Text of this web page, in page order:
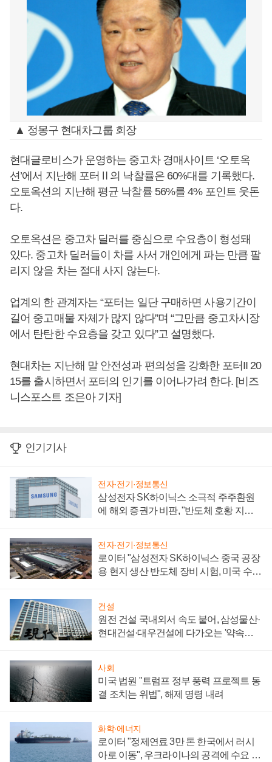
▲ 정몽구 현대차그룹 회장
현대글로비스가 운영하는 중고차 경매사이트 ‘오토옥
션’에서 지난해 포터Ⅱ의 낙찰률은 60%대를 기록했다.
오토옥션의 지난해 평균 낙찰률 56%를 4% 포인트 웃돈
다.
오토옥션은 중고차 딜러를 중심으로 수요층이 형성돼
있다. 중고차 딜러들이 차를 사서 개인에게 파는 만큼 팔
리지 않을 차는 절대 사지 않는다.
업계의 한 관계자는 “포터는 일단 구매하면 사용기간이
길어 중고매물 자체가 많지 않다”며 “그만큼 중고차시장
에서 탄탄한 수요층을 갖고 있다”고 설명했다.
현대차는 지난해 말 안전성과 편의성을 강화한 포터II 20
15를 출시하면서 포터의 인기를 이어나가려 한다. [비즈
니스포스트 조은아 기자]
인기기사
전자·전기·정보통신
삼성전자 SK하이닉스 소극적 주주환원
에 해외 증권가 비판, "반도체 호황 지속
전자·전기·정보통신
로이터 "삼성전자 SK하이닉스 중국 공장
용 현지 생산 반도체 장비 시험, 미국 수출
건설
원전 건설 국내외서 속도 붙어, 삼성물산·
현대건설·대우건설에 다가오는 '약속의
사회
미국 법원 "트럼프 정부 풍력 프로젝트 동
결 조치는 위법", 해제 명령 내려
화학·에너지
로이터 "정제연료 3만 톤 한국에서 러시
아로 이동", 우크라이나의 공격에 수요 늘